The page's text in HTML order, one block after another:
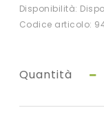
Disponibilità:
Codice articolo:
Quantità